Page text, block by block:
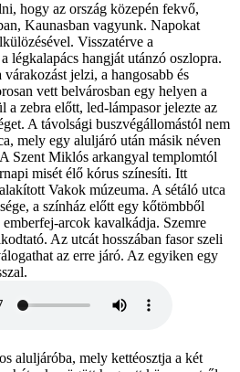
hogy az ország közepén fekvő,
Kaunasban vagyunk. Napokat
Visszatérve a
légkalapács hangját utánzó oszlopra.
jelzi, a hangosabb és
vett belvárosban egy helyen a
a zebra előtt, led-lámpasor jelezte az
A távolsági buszvégállomástól nem
mely egy aluljáró után másik néven
Szent Miklós arkangyal templomtól
misét élő kórus színesíti. Itt
Vakok múzeuma. A sétáló utca
a színház előtt egy kőtömbből
arcok kavalkádja. Szemre
Az utcát hosszában fasor szeli
az erre járó. Az egyiken egy
aluljáróba, mely kettéosztja a két